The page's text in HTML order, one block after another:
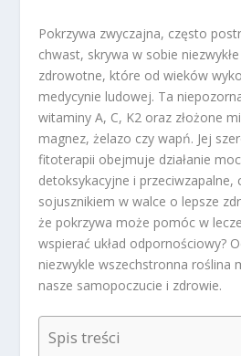
Pokrzywa zwyczajna, często
chwast, skrywa w sobie
zdrowotne, które od wieków
medycynie ludowej. Ta
witaminy A, C, K2 oraz złożone
magnez, żelazo czy wapń. Jej
fitoterapii obejmuje działanie
detoksykacyjne i przeciwzapalne,
sojusznikiem w walce o lepsze
że pokrzywa może pomóc w
wspierać układ odpornościowy?
niezwykle wszechstronna roślina
nasze samopoczucie i zdrowie.
Spis treści